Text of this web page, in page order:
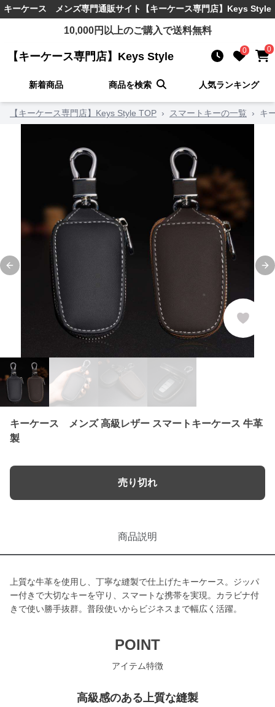
キーケース メンズ専門通販サイト 【キーケース専門店】Keys Style
10,000円以上のご購入で送料無料
【キーケース専門店】Keys Style 0 0
新着商品 商品を検索 人気ランキング
【キーケース専門店】Keys Style TOP › スマートキーの一覧 › キ
Previous slide
キーケース メンズ 高級レザー スマートキーケース 牛革
製
売り切れ
商品説明
上質な牛革を使用し、丁寧な縫製で仕上げたキーケース。ジッパ
ー付きで大切なキーを守り、スマートな携帯を実現。カラビナ付
きで使い勝手抜群。普段使いからビジネスまで幅広く活躍。
POINT
アイテム特徴
高級感のある上質な縫製